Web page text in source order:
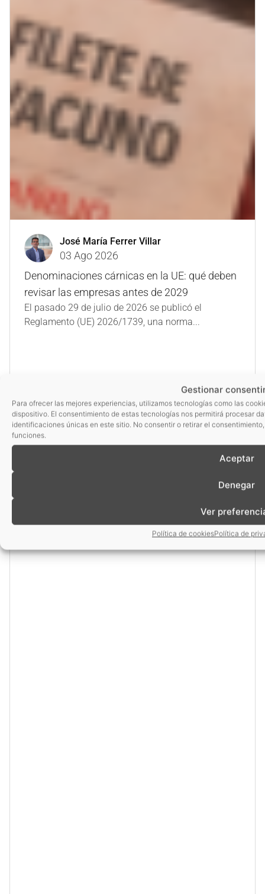
Gestionar
Para ofrecer las mejores experiencias, utilizamos tecnologías como las
dispositivo. El consentimiento de estas tecnologías nos permitirá procesar
identificaciones únicas en este sitio. No consentir o retirar el
funciones.
Aceptar
Denegar
Ver
Política de cookiesPolítica de
José María Ferrer Villar
03 Ago 2026
Denominaciones cárnicas en la UE: qué deben
revisar las empresas antes de 2029
El pasado 29 de julio de 2026 se publicó el
Reglamento (UE) 2026/1739, una norma...